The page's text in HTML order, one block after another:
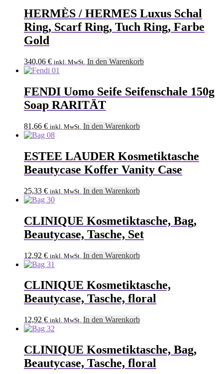
HERMÈS / HERMES Luxus Schal
Ring, Scarf Ring, Tuch Ring, Farbe
Gold
340,06 € inkl. MwSt. In den Warenkorb
FENDI Uomo Seife Seifenschale 150g
Soap RARITÄT
81,66 € inkl. MwSt. In den Warenkorb
ESTEE LAUDER Kosmetiktasche
Beautycase Koffer Vanity Case
25,33 € inkl. MwSt. In den Warenkorb
CLINIQUE Kosmetiktasche, Bag,
Beautycase, Tasche, Set
12,92 € inkl. MwSt. In den Warenkorb
CLINIQUE Kosmetiktasche,
Beautycase, Tasche, floral
12,92 € inkl. MwSt. In den Warenkorb
CLINIQUE Kosmetiktasche, Bag,
Beautycase, Tasche, floral